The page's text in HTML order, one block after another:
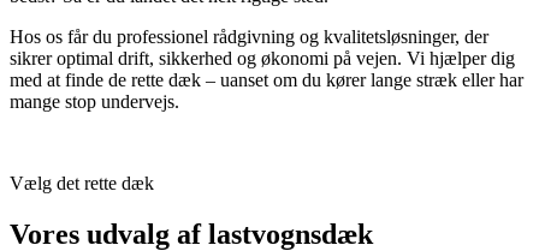
Hos os får du professionel rådgivning og kvalitetsløsninger, der
sikrer optimal drift, sikkerhed og økonomi på vejen. Vi hjælper dig
med at finde de rette dæk – uanset om du kører lange stræk eller har
mange stop undervejs.
Vælg det rette dæk
Vores udvalg af lastvognsdæk